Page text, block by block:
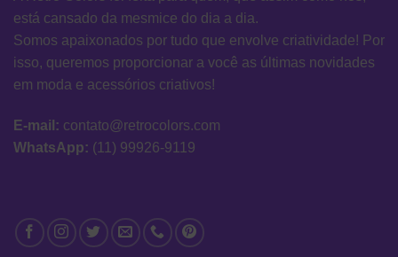
está cansado da mesmice do dia a dia.
Somos apaixonados por tudo que envolve criatividade! Por
isso, queremos proporcionar a você as últimas novidades
em moda e acessórios criativos!
E-mail: contato@retrocolors.com
WhatsApp: (11) 99926-9119